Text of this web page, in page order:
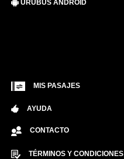
URUBUS ANDROID
MIS PASAJES
AYUDA
CONTACTO
TÉRMINOS Y CONDICIONES